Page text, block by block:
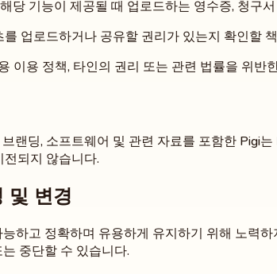
당 기능이 제공될 때 업로드하는 영수증, 청구
업로드하거나 공유할 권리가 있는지 확인할
이용 정책, 타인의 권리 또는 관련 법률을 위
브랜딩, 소프트웨어 및 관련 자료를 포함한 Pigi
되지 않습니다.
및 변경
하고 정확하며 유용하게 유지하기 위해 노력
중단할 수 있습니다.